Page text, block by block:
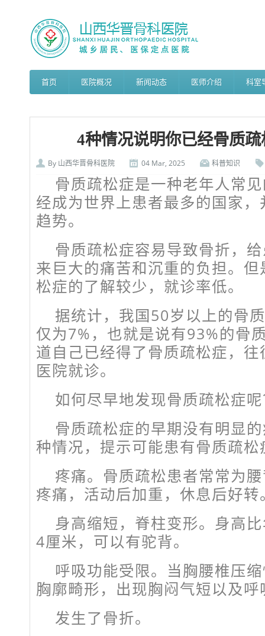
首页 医院概况 新闻动态 医师介绍 科室
4种情况说明你已经骨质
By 山西华晋骨科医院 04 Mar, 2025 科普知识
骨质疏松症是一种老年人常
经成为世界上患者最多的国家
趋势。
骨质疏松症容易导致骨折，
来巨大的痛苦和沉重的负担。
松症的了解较少，就诊率低。
据统计，我国50岁以上的骨
仅为7%，也就是说有93%的骨
道自己已经得了骨质疏松症，
医院就诊。
如何尽早地发现骨质疏松症
骨质疏松症的早期没有明显
种情况，提示可能患有骨质疏松
疼痛。骨质疏松患者常常为
疼痛，活动后加重，休息后好转
身高缩短，脊柱变形。身高
4厘米，可以有驼背。
呼吸功能受限。当胸腰椎压
胸廓畸形，出现胸闷气短以及
发生了骨折。